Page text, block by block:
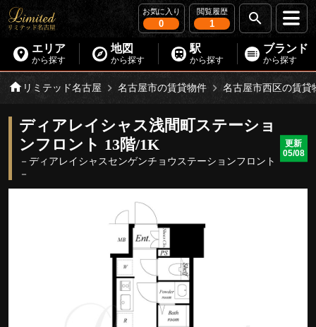
お気に入り
0
閲覧履歴
1
エリア
から探す
地図
から探す
駅
から探す
ブランド
から探す
リミテッド名古屋 名古屋市の賃貸物件 名古屋市西区の賃貸
ディアレイシャス浅間町ステーショ
ンフロント 13階/1K
－ディアレイシャスセンゲンチョウステーションフロント
－
更新
05/08